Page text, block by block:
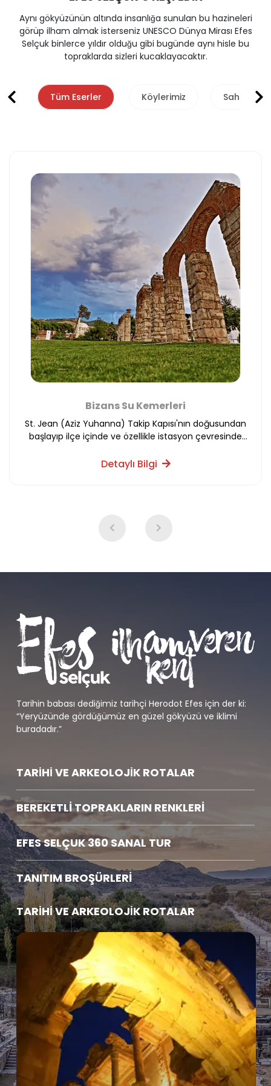
Aynı gökyüzünün altında insanlığa sunulan bu hazineleri
görüp ilham almak isterseniz UNESCO Dünya Mirası Efes
Selçuk binlerce yıldır olduğu gibi bugünde aynı hisle bu
topraklarda sizleri kucaklayacaktır.
Tüm Eserler Köylerimiz Sahillerimiz
Artemis Kutsal Yolu
Antik dünyanın 7 harikasından olan Artemis Tapınağı
her dönemde popüler bir alan olmuştur. Efes kenti ile
Artemis’in doğum gününü kutlamak amacıyla
yürüyüş yolu sizlere eşsiz bir manzara sunmaktadır.
Detaylı Bilgi
Tarihin babası dediğimiz tarihçi Herodot Efes için der ki:
“Yeryüzünde gördüğümüz en güzel gökyüzü ve iklimi
buradadır.”
TARİHİ VE ARKEOLOJİK ROTALAR
BEREKETLİ TOPRAKLARIN RENKLERİ
EFES SELÇUK 360 SANAL TUR
TANITIM BROŞÜRLERİ
TARİHİ VE ARKEOLOJİK ROTALAR